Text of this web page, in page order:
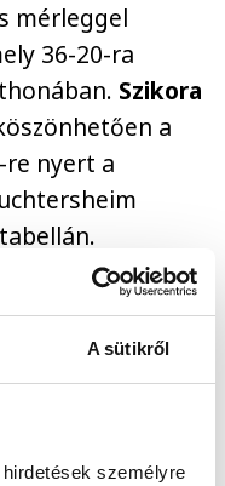
A sütikről
személyre
mérleggel
36-20-ra
Szikora
a
re nyert a
világ